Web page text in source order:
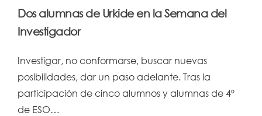
Dos alumnas de Urkide en la Semana del
Investigador
Investigar, no conformarse, buscar nuevas
posibilidades, dar un paso adelante. Tras la
participación de cinco alumnos y alumnas de 4º
de ESO…